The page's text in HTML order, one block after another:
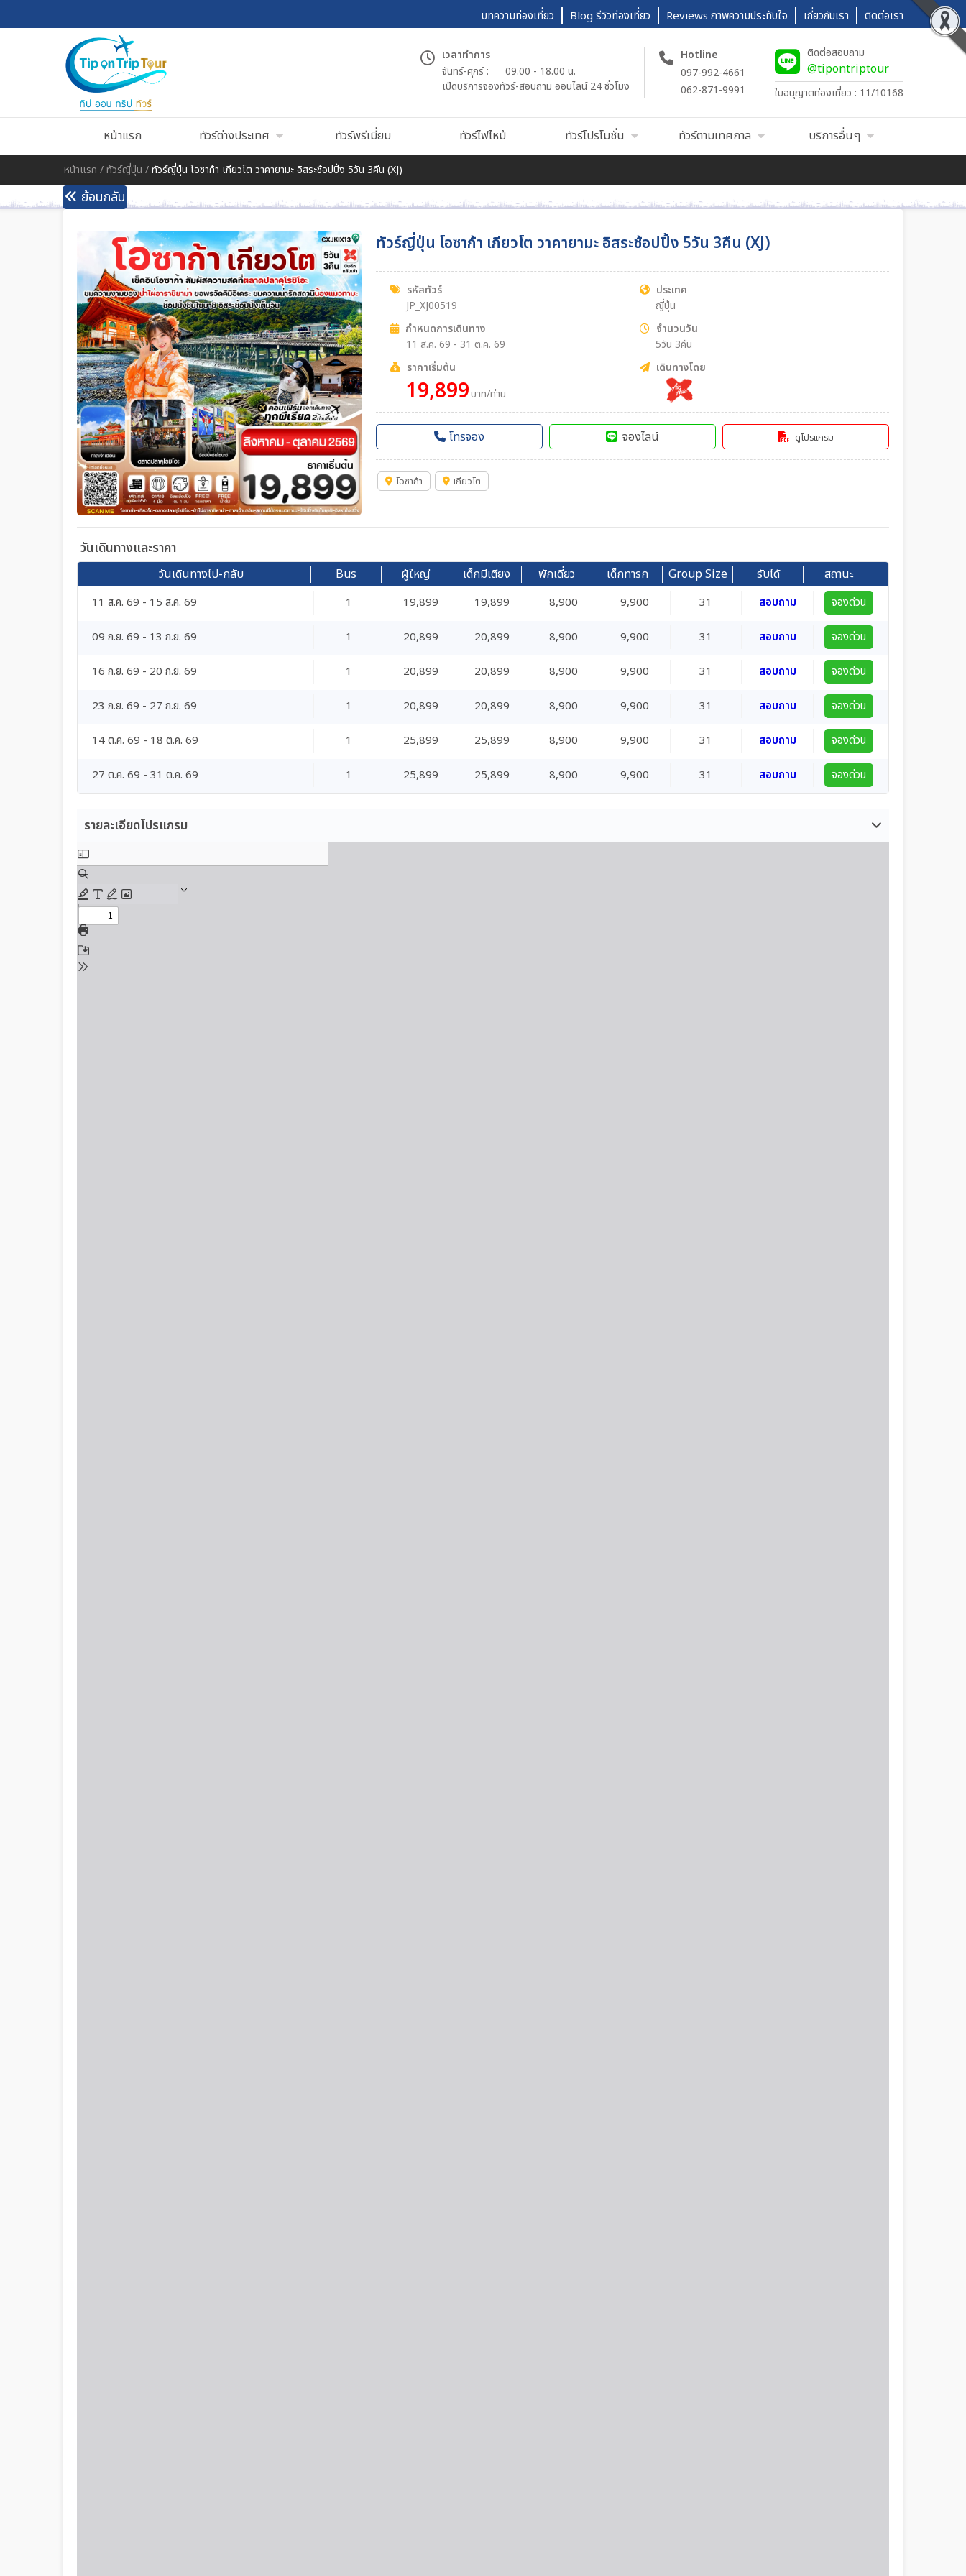
บทความท่องเที่ยว Blog รีวิวท่องเที่ยว Reviews ภาพความประทับใจ เกี่ยวกับเรา ติดต่อเรา
เวลาทำการ
จันทร์-ศุกร์ :
09.00 - 18.00 น.
เปืดบริการจองทัวร์-สอบถาม ออนไลน์ 24 ชั่วโมง
Hotline
097-992-4661
062-871-9991
ติดต่อสอบถาม
@tipontriptour
ใบอนุญาตท่องเที่ยว : 11/10168
หน้าแรก ทัวร์ต่างประเทศ ทัวร์พรีเมี่ยม ทัวร์ไฟไหม้ ทัวร์โปรโมชั่น ทัวร์ตามเทศกาล บริการอื่นๆ
หน้าแรก /ทัวร์ญี่ปุ่น /ทัวร์ญี่ปุ่น โอซาก้า เกียวโต วาคายามะ อิสระช้อปปิ้ง 5วัน 3คืน (XJ)
ย้อนกลับ
ทัวร์ญี่ปุ่น โอซาก้า เกียวโต วาคายามะ อิสระช้อปปิ้ง 5วัน 3คืน (XJ)
รหัสทัวร์
JP_XJ00519
ประเทศ
ญี่ปุ่น
กำหนดการเดินทาง
11 ส.ค. 69 - 31 ต.ค. 69
จำนวนวัน
5วัน 3คืน
ราคาเริ่มต้น
19,899บาท/ท่าน
เดินทางโดย
โทรจอง จองไลน์ ดูโปรแกรม
โอซาก้า เกียวโต
วันเดินทางและราคา
วันเดินทางไป-กลับ Bus ผู้ใหญ่ เด็กมีเตียง พักเดี่ยว เด็กทารก Group Size รับได้ สถานะ
11 ส.ค. 69 - 15 ส.ค. 69 1 19,899 19,899 8,900 9,900 31 สอบถาม จองด่วน
09 ก.ย. 69 - 13 ก.ย. 69 1 20,899 20,899 8,900 9,900 31 สอบถาม จองด่วน
16 ก.ย. 69 - 20 ก.ย. 69 1 20,899 20,899 8,900 9,900 31 สอบถาม จองด่วน
23 ก.ย. 69 - 27 ก.ย. 69 1 20,899 20,899 8,900 9,900 31 สอบถาม จองด่วน
14 ต.ค. 69 - 18 ต.ค. 69 1 25,899 25,899 8,900 9,900 31 สอบถาม จองด่วน
27 ต.ค. 69 - 31 ต.ค. 69 1 25,899 25,899 8,900 9,900 31 สอบถาม จองด่วน
รายละเอียดโปรแกรม